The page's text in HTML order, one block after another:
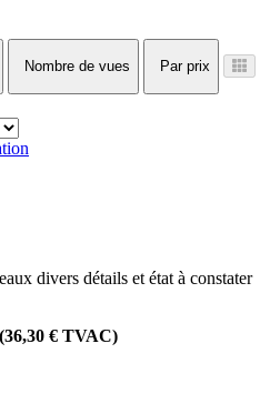
Nombre de vues Par prix
divers détails et état à constater
€ TVAC)